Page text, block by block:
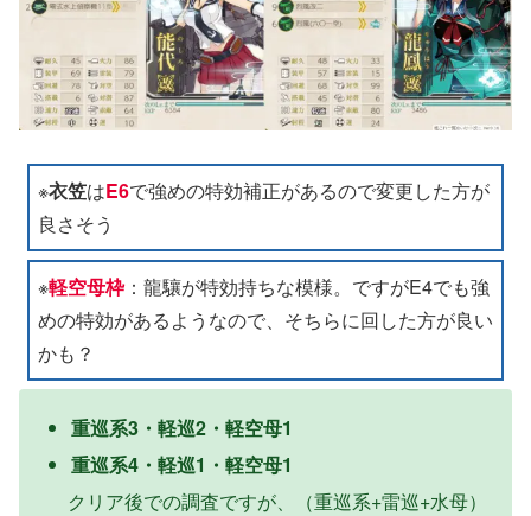
※衣笠はE6で強めの特効補正があるので変更した方が
良さそう
※軽空母枠：龍驤が特効持ちな模様。ですがE4でも強
めの特効があるようなので、そちらに回した方が良い
かも？
重巡系3・軽巡2・軽空母1
重巡系4・軽巡1・軽空母1
クリア後での調査ですが、（重巡系+雷巡+水母）